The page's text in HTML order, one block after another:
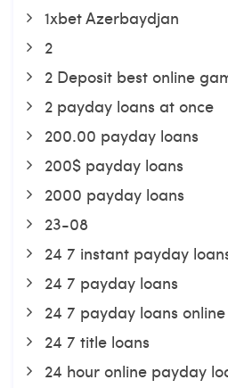
1xbet Azerbaydjan
2
2 Deposit best online
2 payday loans at once
200.00 payday loans
200$ payday loans
2000 payday loans
23-08
24 7 instant payday
24 7 payday loans
24 7 payday loans online
24 7 title loans
24 hour online payday